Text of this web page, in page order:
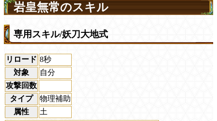
岩皇無常のスキル
専用スキル/妖刀大地式
リロード 8秒
対象
自分
攻撃回数
タイプ
物理補助
属性
土